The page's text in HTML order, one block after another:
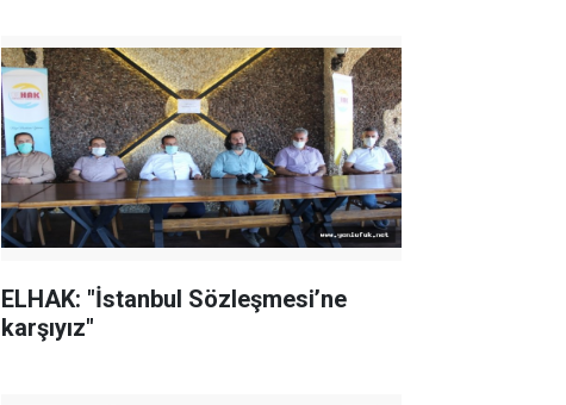
ELHAK: "İstanbul Sözleşmesi’ne
karşıyız"